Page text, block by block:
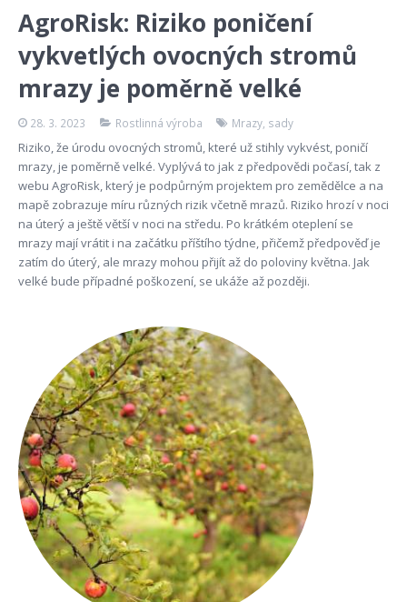
AgroRisk: Riziko poničení
vykvetlých ovocných stromů
mrazy je poměrně velké
28. 3. 2023 Rostlinná výroba Mrazy sady
Riziko, že úrodu ovocných stromů, které už stihly vykvést, poničí
mrazy, je poměrně velké. Vyplývá to jak z předpovědi počasí, tak z
webu AgroRisk, který je podpůrným projektem pro zemědělce a na
mapě zobrazuje míru různých rizik včetně mrazů. Riziko hrozí v noci
na úterý a ještě větší v noci na středu. Po krátkém oteplení se
mrazy mají vrátit i na začátku příštího týdne, přičemž předpověď je
zatím do úterý, ale mrazy mohou přijít až do poloviny května. Jak
velké bude případné poškození, se ukáže až později.